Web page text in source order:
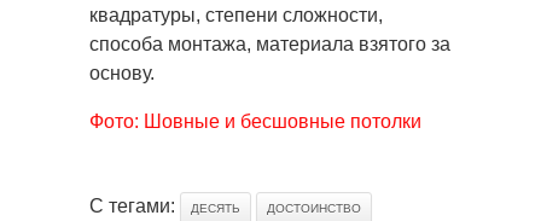
квадратуры, степени сложности,
способа монтажа, материала взятого за
основу.
Фото: Шовные и бесшовные потолки
С тегами: ДЕСЯТЬ ДОСТОИНСТВО